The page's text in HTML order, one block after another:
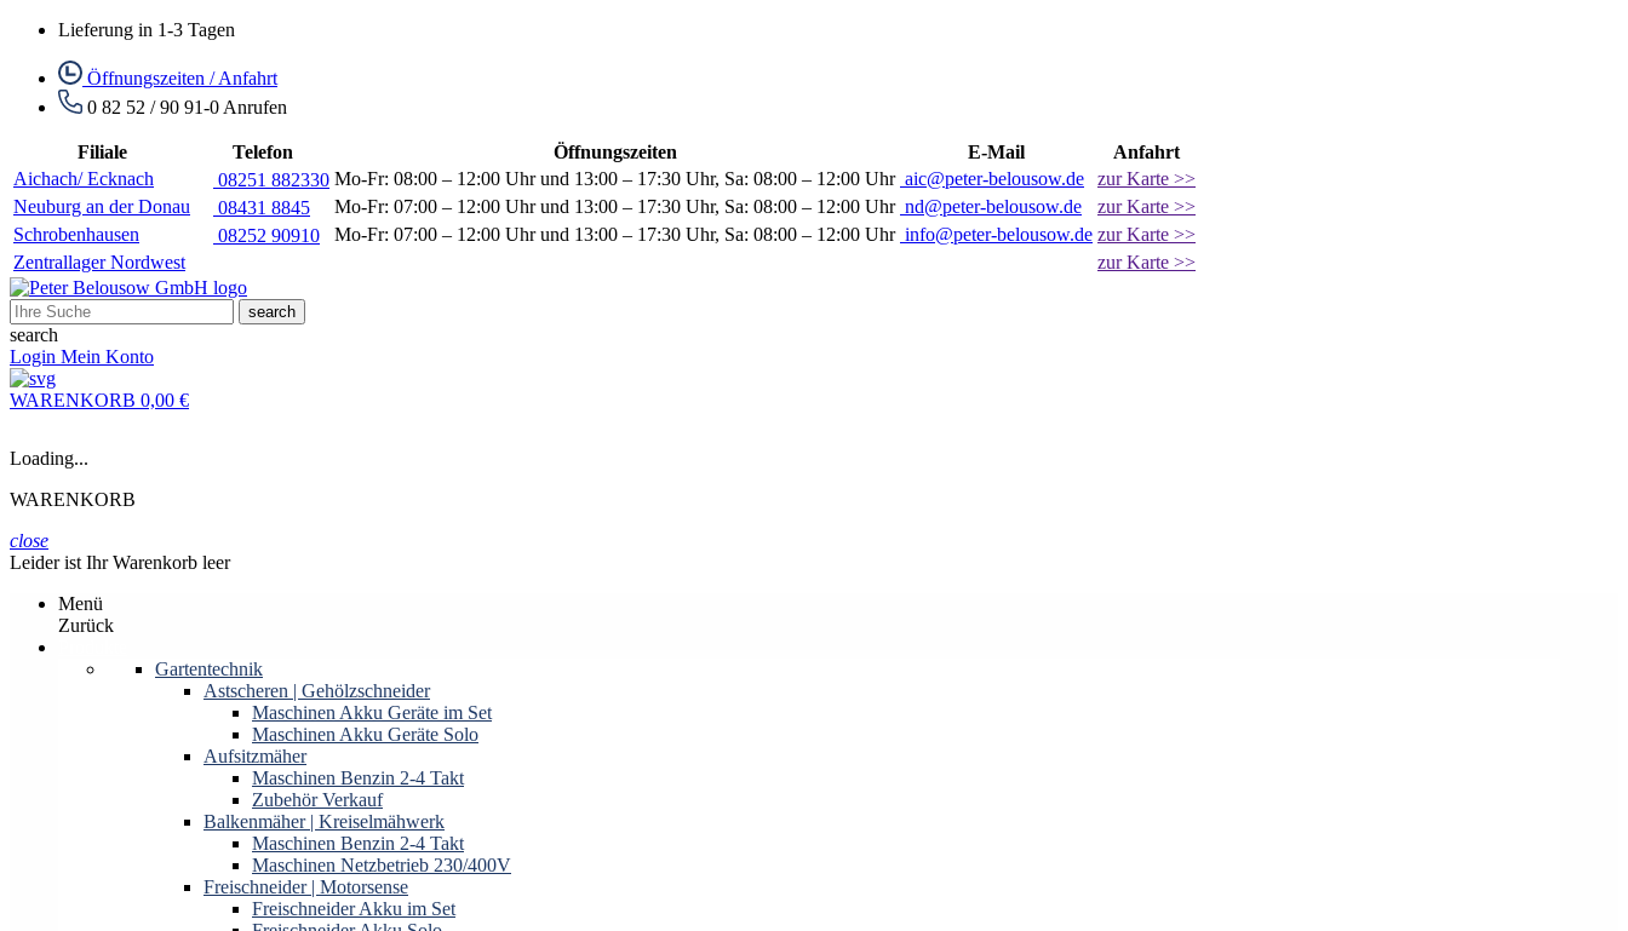
Lieferung in 1-3 Tagen
Öffnungszeiten / Anfahrt
0 82 52 / 90 91-0 Anrufen
Filiale Telefon Öffnungszeiten E-Mail
Anfahrt
Aichach/ Ecknach
08251 882330 Mo-Fr: 08:00 – 12:00 Uhr und 13:00 – 17:30 Uhr, Sa: 08:00 – 12:00 Uhr aic@peter-belousow.de
zur Karte >>
Neuburg an der Donau
08431 8845 Mo-Fr: 07:00 – 12:00 Uhr und 13:00 – 17:30 Uhr, Sa: 08:00 – 12:00 Uhr nd@peter-belousow.de
zur Karte >>
Schrobenhausen
08252 90910 Mo-Fr: 07:00 – 12:00 Uhr und 13:00 – 17:30 Uhr, Sa: 08:00 – 12:00 Uhr info@peter-belousow.de zur Karte >>
Zentrallager Nordwest
zur Karte >>
search
search
Login Mein Konto
WARENKORB 0,00 €
Loading...
WARENKORB
close
Leider ist Ihr Warenkorb leer
Menü
Zurück
Gartentechnik
Astscheren | Gehölzschneider
Maschinen Akku Geräte im Set
Maschinen Akku Geräte Solo
Aufsitzmäher
Maschinen Benzin 2-4 Takt
Zubehör Verkauf
Balkenmäher | Kreiselmähwerk
Maschinen Benzin 2-4 Takt
Maschinen Netzbetrieb 230/400V
Freischneider | Motorsense
Freischneider Akku im Set